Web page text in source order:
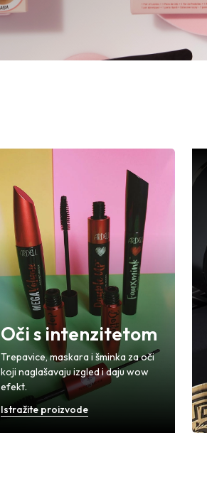
Oči s intenzitetom
Trepavice, maskara i šminka za oči
koji naglašavaju izgled i daju wow
efekt.
Istražite proizvode